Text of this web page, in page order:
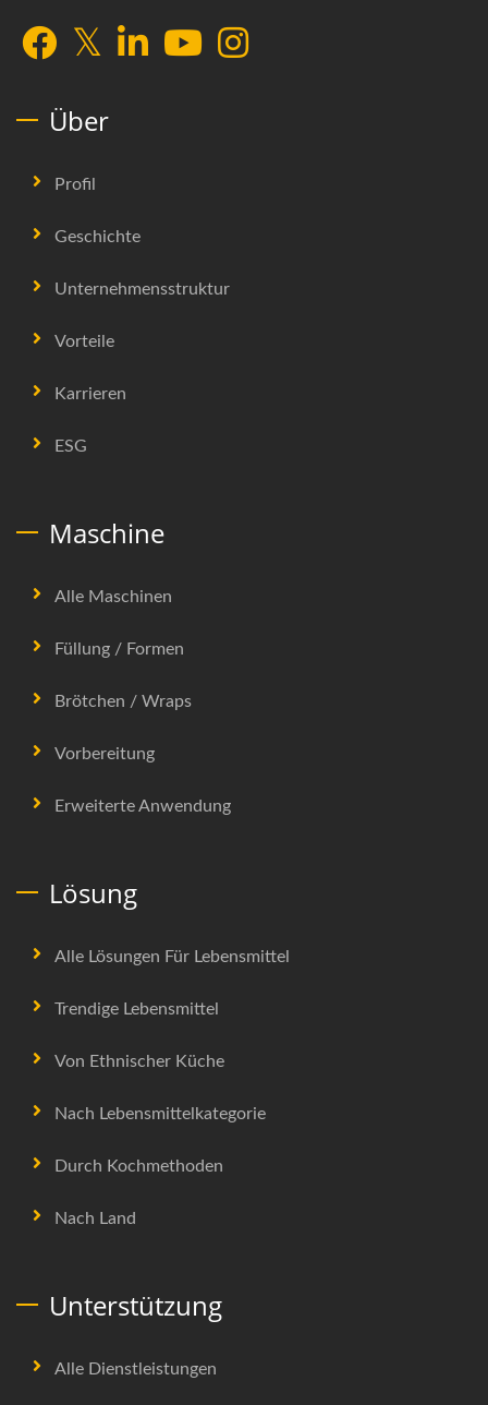
Über
Profil
Geschichte
Unternehmensstruktur
Vorteile
Karrieren
ESG
Maschine
Alle Maschinen
Füllung / Formen
Brötchen / Wraps
Vorbereitung
Erweiterte Anwendung
Lösung
Alle Lösungen Für Lebensmittel
Trendige Lebensmittel
Von Ethnischer Küche
Nach Lebensmittelkategorie
Durch Kochmethoden
Nach Land
Unterstützung
Alle Dienstleistungen